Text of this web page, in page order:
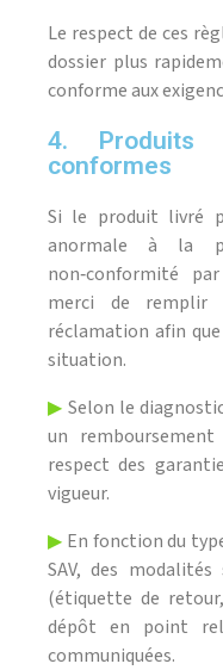
Le respect de ces
dossier plus
conforme aux
4. Produits
conformes
Si le produit livré
anormale à la
non‑conformité
merci de remplir
réclamation afin
situation.
▶ Selon le
un
respect des
vigueur.
▶ En fonction du
SAV, des
(étiquette de
dépôt en point
communiquées.